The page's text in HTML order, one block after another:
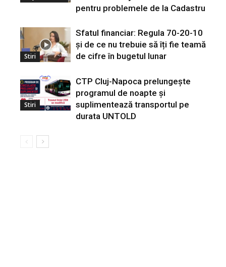
pentru problemele de la Cadastru
Stiri
Sfatul financiar: Regula 70-20-10
și de ce nu trebuie să îți fie teamă
de cifre în bugetul lunar
Stiri
CTP Cluj-Napoca prelungește
programul de noapte și
suplimentează transportul pe
durata UNTOLD